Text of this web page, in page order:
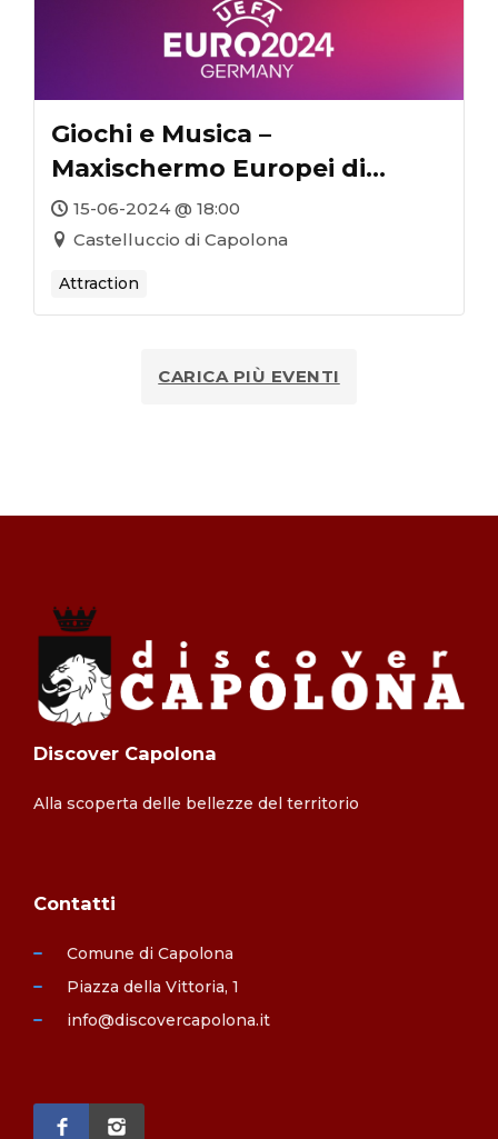
Giochi e Musica –
Maxischermo Europei di
Calcio 2024
15-06-2024 @ 18:00
Castelluccio di Capolona
Attraction
CARICA PIÙ EVENTI
Discover Capolona
Alla scoperta delle bellezze del territorio
Contatti
Comune di Capolona
Piazza della Vittoria, 1
info@discovercapolona.it